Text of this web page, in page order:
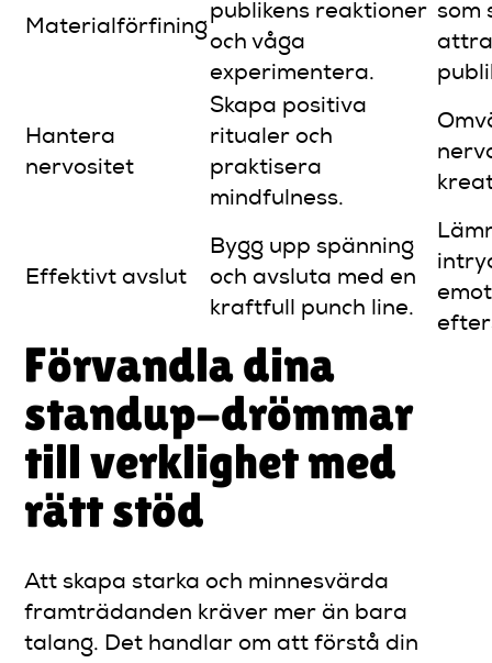
Materialförfining
publikens reaktioner
och våga
experimentera.
som
Hantera
nervositet
Skapa positiva
ritualer och
praktisera
mindfulness.
Effektivt avslut
Bygg upp spänning
och avsluta med en
kraftfull punch line.
Förvandla dina
standup-drömmar
till verklighet med
rätt stöd
Att skapa starka och minnesvärda
framträdanden kräver mer än bara
talang. Det handlar om att förstå din